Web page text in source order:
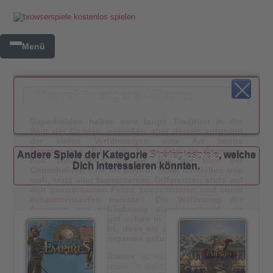
Menü
Renaissance. Für viele Fans sind die Avengers
Kult schlechthin, da sie aus der Welt der
Comichelden eine Art Best-of Team darstellen und
zweiter Teil ist längst schon in der Mache und so
verwundert es nicht, dass sie auch ihren Weg in
die Welt der Browsergames gefunden haben.
Marvel Avengers Alliance
, so lautet der Titel aus der
Kategorie Strategiespiele, in welchem Du in die Rolle
Andere Spiele der Kategorie Strategiespiele, welche
Dich interessieren könnten.